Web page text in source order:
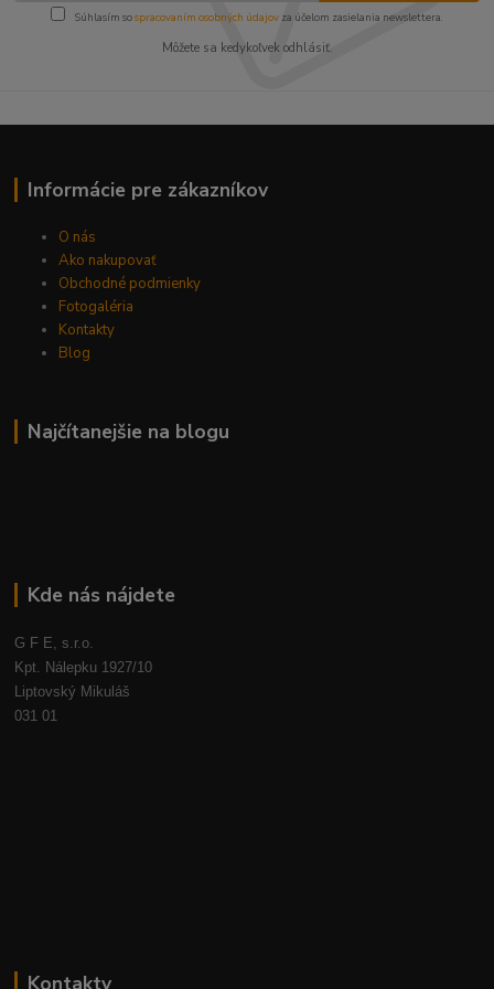
Súhlasím sospracovaním osobných údajov za účelom zasielania newslettera.
Môžete sa kedykoľvek odhlásiť.
Informácie pre zákazníkov
O nás
Ako nakupovať
Obchodné podmienky
Fotogaléria
Kontakty
Blog
Najčítanejšie na blogu
Kde nás nájdete
G F E, s.r.o.
Kpt. Nálepku 1927/10
Liptovský Mikuláš
031 01